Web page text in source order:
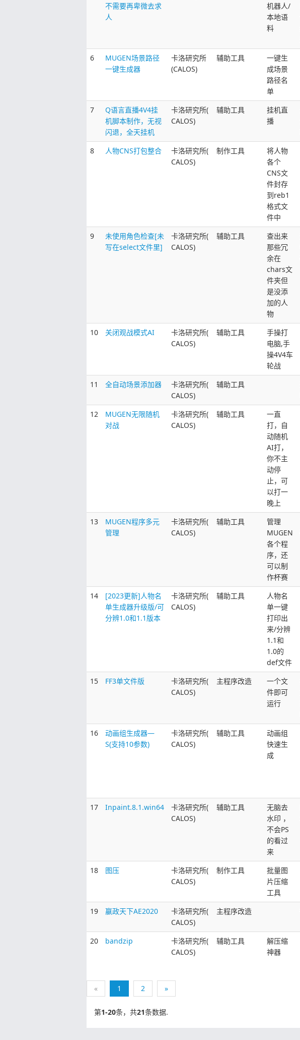
不需要再卑微去求
人
机器人/
本地语
料
6
MUGEN场景路径
一键生成器
卡洛研究所
(CALOS)
辅助工具
一键生
成场景
路径名
单
7
Q语言直播4V4挂
机脚本制作，无视
闪退，全天挂机
卡洛研究所(
CALOS)
辅助工具
挂机直
播
8
人物CNS打包整合
卡洛研究所(
CALOS)
制作工具
将人物
各个
CNS文
件封存
到reb1
格式文
件中
9
未使用角色检查[未
写在select文件里]
卡洛研究所(
CALOS)
辅助工具
查出来
那些冗
余在
chars文
件夹但
是没添
加的人
物
10 关闭观战模式AI
卡洛研究所(
CALOS)
辅助工具
手操打
电脑,手
操4V4车
轮战
11 全自动场景添加器
卡洛研究所(
CALOS)
辅助工具
12
MUGEN无限随机
对战
卡洛研究所(
CALOS)
辅助工具
一直
打，自
动随机
AI打，
你不主
动停
止，可
以打一
晚上
13
MUGEN程序多元
管理
卡洛研究所(
CALOS)
辅助工具
管理
MUGEN
各个程
序，还
可以制
作杯赛
14
[2023更新]人物名
单生成器升级版/可
分辨1.0和1.1版本
卡洛研究所(
CALOS)
辅助工具
人物名
单一键
打印出
来/分辨
1.1和
1.0的
def文件
15 FF3单文件版
卡洛研究所(
CALOS)
主程序改造
一个文
件即可
运行
16
动画组生成器—
S(支持10参数)
卡洛研究所(
CALOS)
辅助工具
动画组
快速生
成
17
Inpaint.8.1.win64
卡洛研究所(
CALOS)
辅助工具
无脑去
水印 ，
不会PS
的看过
来
18 图压
卡洛研究所(
CALOS)
制作工具
批量图
片压缩
工具
19 嬴政天下AE2020
卡洛研究所(
CALOS)
主程序改造
20 bandzip
卡洛研究所(
CALOS)
辅助工具
解压缩
神器
« 1 2 »
第1-20条，共21条数据.